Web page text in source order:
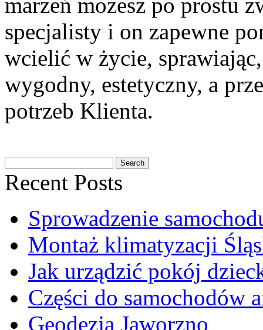
marzeń możesz po prostu
specjalisty i on zapewne
wcielić w życie,
wygodny, estetyczny, a
potrzeb Klienta.
Recent Posts
Sprowadzenie
Montaż klimatyzacji
Jak urządzić pokój
Części do samochodów
Geodezja Jaworzno